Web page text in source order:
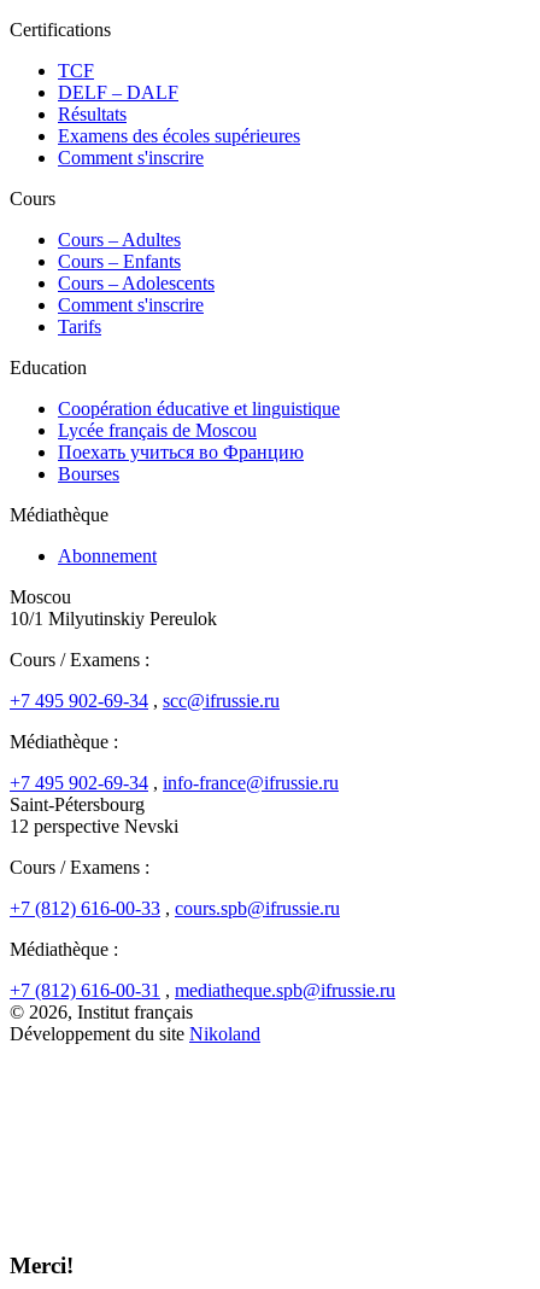
Certifications
TCF
DELF – DALF
Résultats
Examens des écoles supérieures
Comment s'inscrire
Cours
Сours – Adultes
Cours – Enfants
Cours – Adolescents
Comment s'inscrire
Tarifs
Education
Coopération éducative et linguistique
Lycée français de Moscou
Поехать учиться во Францию
Bourses
Médiathèque
Abonnement
Moscou
10/1 Milyutinskiy Pereulok
Cours / Examens :
+7 495 902-69-34 , scc@ifrussie.ru
Médiathèque :
+7 495 902-69-34 , info-france@ifrussie.ru
Saint-Pétersbourg
12 perspective Nevski
Cours / Examens :
+7 (812) 616-00-33 , cours.spb@ifrussie.ru
Médiathèque :
+7 (812) 616-00-31 , mediatheque.spb@ifrussie.ru
© 2026, Institut français
Développement du site Nikoland
Merci!